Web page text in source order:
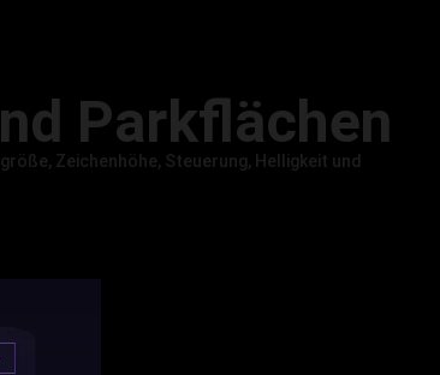
Parkflächen
Zeichenhöhe, Steuerung, Helligkeit und